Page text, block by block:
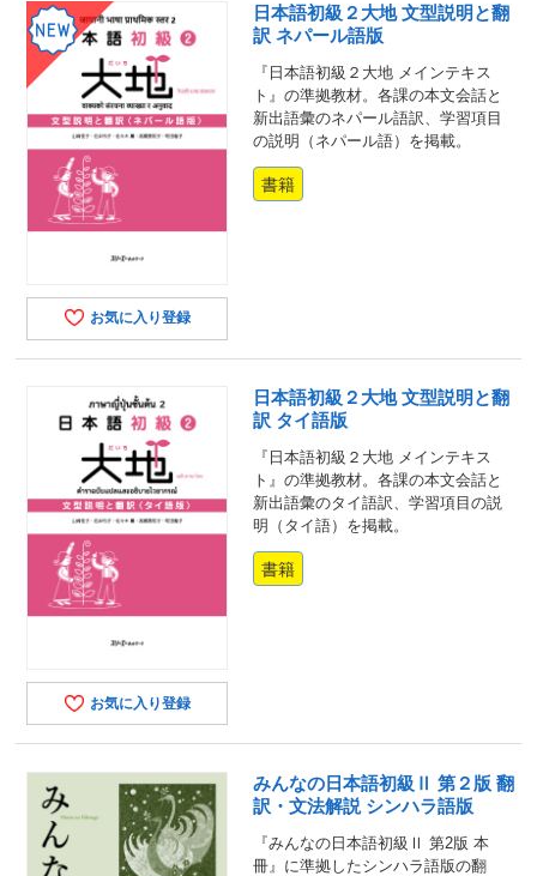
お気に入り登録
日本語初級２大地 文型説明と翻
訳 ネパール語版
『日本語初級２大地 メインテキス
ト』の準拠教材。各課の本文会話と
新出語彙のネパール語訳、学習項目
の説明（ネパール語）を掲載。
書籍
お気に入り登録
日本語初級２大地 文型説明と翻
訳 タイ語版
『日本語初級２大地 メインテキス
ト』の準拠教材。各課の本文会話と
新出語彙のタイ語訳、学習項目の説
明（タイ語）を掲載。
書籍
みんなの日本語初級Ⅱ 第２版 翻
訳・文法解説 シンハラ語版
『みんなの日本語初級Ⅱ 第2版 本
冊』に準拠したシンハラ語版の翻